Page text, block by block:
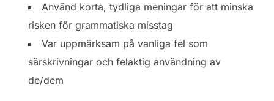
Använd korta, tydliga meningar för att minska
risken för grammatiska misstag
Var uppmärksam på vanliga fel som
särskrivningar och felaktig användning av
de/dem